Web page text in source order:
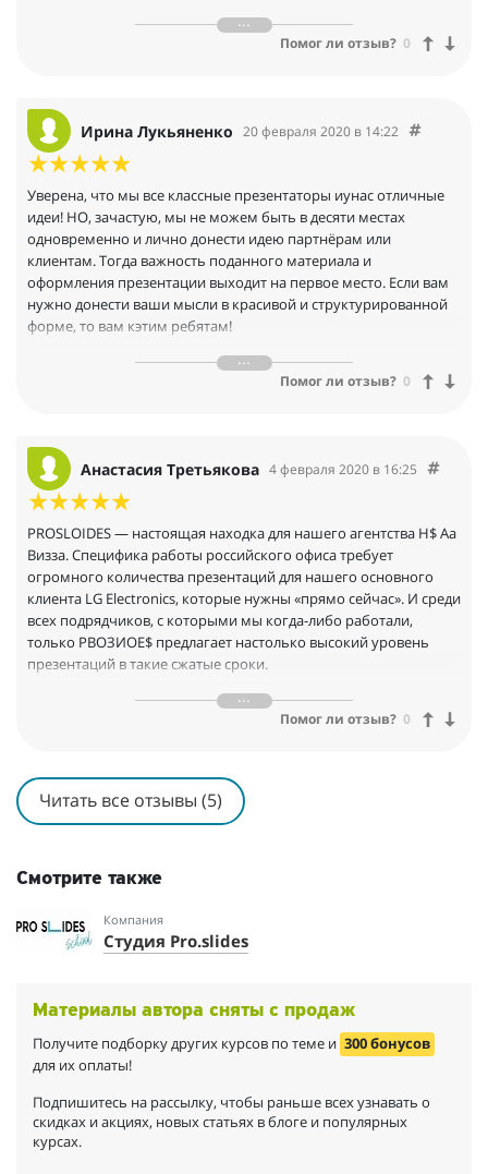
презентации удалось эффектно показать участникам форума
текущие достижения Национальной технологической
Опsт, который мы получили во время совместной работы по
разработке мультимедийной презентации, позволяет
характеризовать компанию PROSLIDES как
подрядчика, который обеспечивает высокое качество работы,
соответствующей требованиям заказчика, и реализует
проекты в кратчайшие сроки. Особенно мы оценили
проактивную реакцию на возникающие изменения и
предлагаемые решения со стороны команды PROSLIDES за
пределами своей зоны ответственности. Мы благодарим
компанию РВО.5ЫОЕЗ и рекомендуем, как эффективного, и
ответственного партнёра»
Заместитель генерального директора — Исполнительный
Помог ли отзыв? 0
Ирина Лукьяненко 20 февраля 2020 в 14:22
Уверена, что мы все классные презентаторы иунас отличные
идеи! НО, зачастую, мы не можем быть в десяти местах
одновременно и лично донести идею партнёрам или
клиентам. Тогда важность поданного материала и
оформления презентации выходит на первое место. Если вам
нужно донести ваши мысли в красивой и структурированной
форме, то вам кэтим ребятам!
вашей мысли, а Антон в совершенстве оформит все слайды на
супер профессиональном уровне так, что презентацию
Если честно, ребята умеют работать круглосуточно, но не
злоупотребляйте этим, они нам всем ещё очень пригодятся)
Абсолютно слаженная команда профессионалов, которая
Client Service Director VLM Execution, Ирина Лукьяненко
Помог ли отзыв? 0
Анастасия Третьякова 4 февраля 2020 в 16:25
PROSLOIDES — настоящая находка для нашего агентства Н$ Аа
Визза. Специфика работы российского офиса требует
огромного количества презентаций для нашего основного
клиента LG Electronics, которые нужны «прямо сейчас». И среди
всех подрядчиков, с которыми мы когда-либо работали,
только РВОЗИОЕ$ предлагает настолько высокий уровень
презентаций в такие сжатые сроки.
Креативный директор HS Ad Russia
Помог ли отзыв? 0
Читать все отзывы (5)
Смотрите также
Компания
Студия Pro.slides
Материалы автора сняты с продаж
Получите подборку других курсов по теме и 300 бонусов
для их оплаты!
Подпишитесь на рассылку, чтобы раньше всех узнавать о
скидках и акциях, новых статьях в блоге и популярных
курсах.